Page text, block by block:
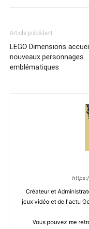
Article précédent
LEGO Dimensions
nouveaux personnages
emblématiques
Créateur et
jeux vidéo et de l'actu
Vous pouvez me